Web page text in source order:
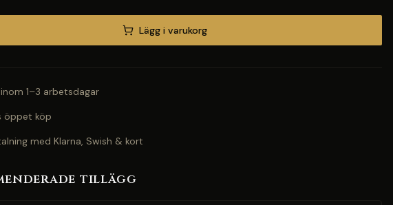
Lägg i varukorg
1–3 arbetsdagar
öppet köp
med Klarna, Swish & kort
tillägg